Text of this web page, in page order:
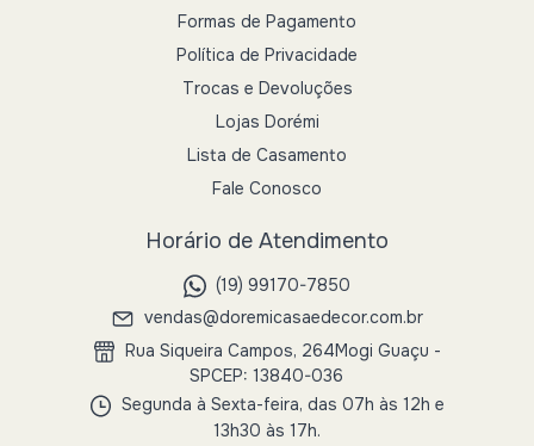
Formas de Pagamento
Política de Privacidade
Trocas e Devoluções
Lojas Dorémi
Lista de Casamento
Fale Conosco
Horário de Atendimento
(19) 99170-7850
vendas@doremicasaedecor.com.br
Rua Siqueira Campos, 264Mogi Guaçu -
SPCEP: 13840-036
Segunda à Sexta-feira, das 07h às 12h e
13h30 às 17h.